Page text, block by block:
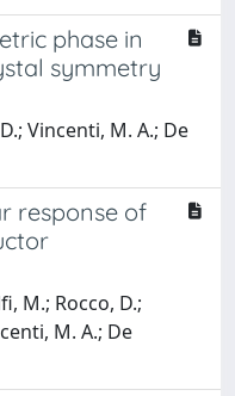
phase in
symmetry
Vincenti, M. A.; De
response of
M.; Rocco, D.;
M. A.; De